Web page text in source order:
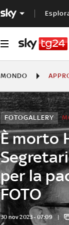
MONDO
È morto
per la
FOTO
FOTOGALLERY
30 nov 2023 - 07:09